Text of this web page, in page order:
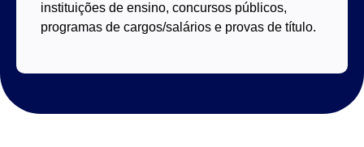
instituições de ensino, concursos públicos,
programas de cargos/salários e provas de título.